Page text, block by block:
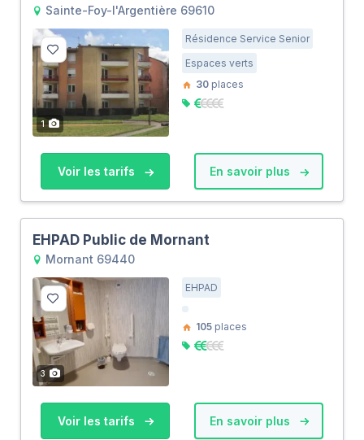
Sainte-Foy-l'Argentière 69610
1
Résidence Service Senior
Espaces verts
30 places
Voir les tarifs En savoir plus
EHPAD Public de Mornant
Mornant 69440
3
EHPAD
105 places
Voir les tarifs En savoir plus